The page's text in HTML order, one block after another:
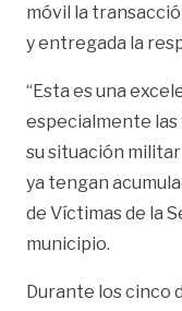
móvil la
y entregada la
“Esta es una
especialmente
su situación
ya tengan
de Víctimas de la
municipio.
Durante los cinco